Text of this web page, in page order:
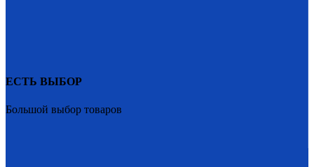
ЕСТЬ ВЫБОР
Большой выбор товаров